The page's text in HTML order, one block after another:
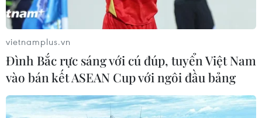
vietnamplus.vn
Đình Bắc rực sáng với cú đúp, tuyển Việt Nam
vào bán kết ASEAN Cup với ngôi đầu bảng